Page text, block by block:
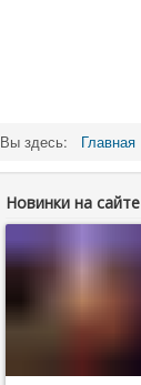
Вы здесь: Главная
Новинки на сайте